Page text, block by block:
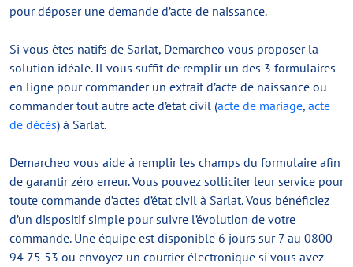
pour déposer une demande d’acte de naissance.
Si vous êtes natifs de Sarlat, Demarcheo vous proposer la
solution idéale. Il vous suffit de remplir un des 3 formulaires
en ligne pour commander un extrait d’acte de naissance ou
commander tout autre acte d’état civil (acte de mariage, acte
de décès) à Sarlat.
Demarcheo vous aide à remplir les champs du formulaire afin
de garantir zéro erreur. Vous pouvez solliciter leur service pour
toute commande d’actes d’état civil à Sarlat. Vous bénéficiez
d’un dispositif simple pour suivre l’évolution de votre
commande. Une équipe est disponible 6 jours sur 7 au 0800
94 75 53 ou envoyez un courrier électronique si vous avez